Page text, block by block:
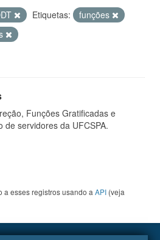
Etiquetas:
funções
Funções Gratificadas e
de servidores da UFCSPA.
a esses registros usando a API (veja